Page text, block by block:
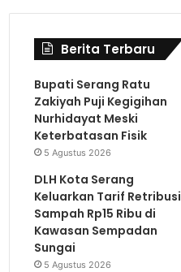
a
c
e
b
o
o
w
i
t
t
e
r
o
u
T
b
Berita Terbaru
Bupati Serang Ratu
Zakiyah Puji Kegigihan
Nurhidayat Meski
Keterbatasan Fisik
5 Agustus 2026
DLH Kota Serang
Keluarkan Tarif Retribusi
Sampah Rp15 Ribu di
Kawasan Sempadan
Sungai
5 Agustus 2026